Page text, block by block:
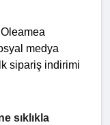
medya
sipariş indirimi
sıklıkla